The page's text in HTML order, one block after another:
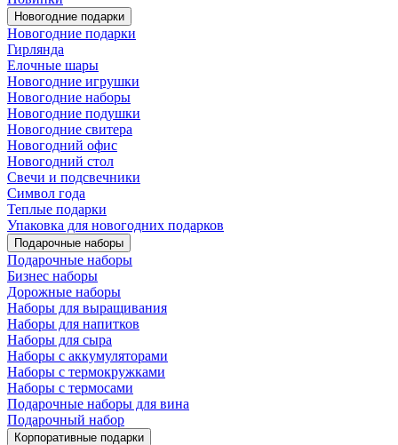
Новогодние подарки
Новогодние подарки
Гирлянда
Елочные шары
Новогодние игрушки
Новогодние наборы
Новогодние подушки
Новогодние свитера
Новогодний офис
Новогодний стол
Свечи и подсвечники
Символ года
Теплые подарки
Упаковка для новогодних подарков
Подарочные наборы
Подарочные наборы
Бизнес наборы
Дорожные наборы
Наборы для выращивания
Наборы для напитков
Наборы для сыра
Наборы с аккумуляторами
Наборы с термокружками
Наборы с термосами
Подарочные наборы для вина
Подарочный набор
Корпоративные подарки